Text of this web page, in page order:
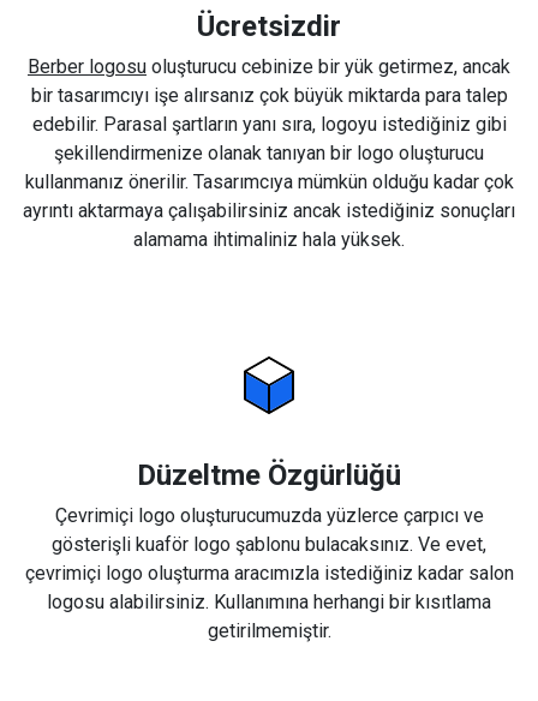
Ücretsizdir
Berber logosu oluşturucu cebinize bir yük getirmez, ancak
bir tasarımcıyı işe alırsanız çok büyük miktarda para talep
edebilir. Parasal şartların yanı sıra, logoyu istediğiniz gibi
şekillendirmenize olanak tanıyan bir logo oluşturucu
kullanmanız önerilir. Tasarımcıya mümkün olduğu kadar çok
ayrıntı aktarmaya çalışabilirsiniz ancak istediğiniz sonuçları
alamama ihtimaliniz hala yüksek.
Düzeltme Özgürlüğü
Çevrimiçi logo oluşturucumuzda yüzlerce çarpıcı ve
gösterişli kuaför logo şablonu bulacaksınız. Ve evet,
çevrimiçi logo oluşturma aracımızla istediğiniz kadar salon
logosu alabilirsiniz. Kullanımına herhangi bir kısıtlama
getirilmemiştir.